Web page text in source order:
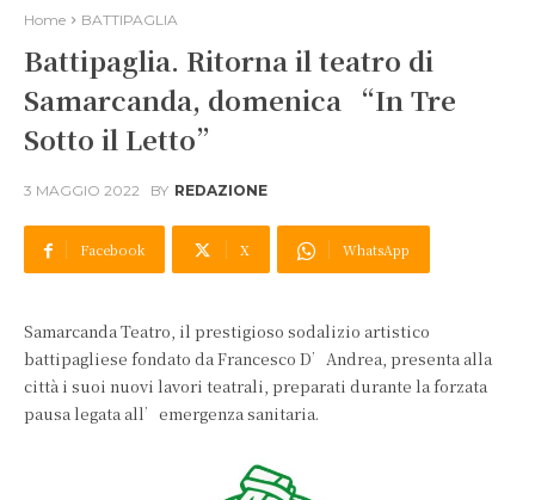
Home BATTIPAGLIA
Battipaglia. Ritorna il teatro di
Samarcanda, domenica “In Tre
Sotto il Letto”
3 MAGGIO 2022 BY REDAZIONE
Facebook X WhatsApp
Samarcanda Teatro, il prestigioso sodalizio artistico
battipagliese fondato da Francesco D’Andrea, presenta alla
città i suoi nuovi lavori teatrali, preparati durante la forzata
pausa legata all’emergenza sanitaria.